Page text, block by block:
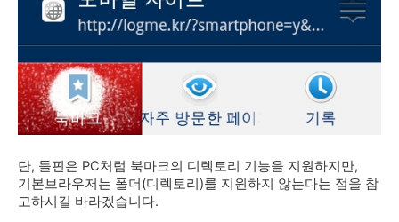
단, 돌핀은 PC처럼 북마크의 디렉토리 기능을 지원하지만,
기본브라우저는 폴더(디렉토리)를 지원하지 않는다는 점을 참
고하시길 바라겠습니다.